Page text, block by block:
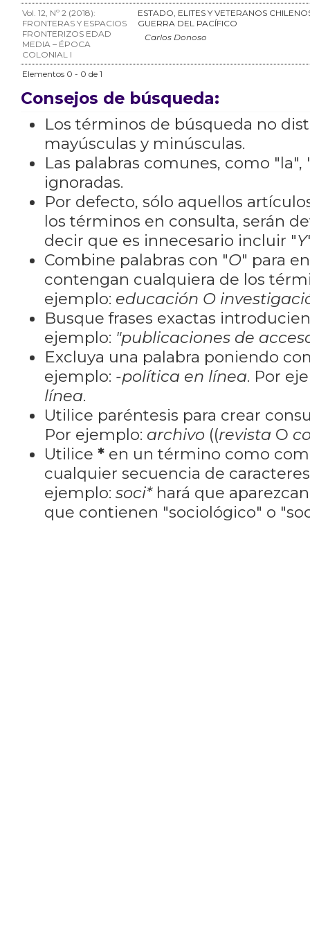
Vol. 12, Nº 2 (2018):
FRONTERAS Y ESPACIOS
FRONTERIZOS EDAD
MEDIA – ÉPOCA
COLONIAL I
ESTADO, ELITES Y VETERANOS
GUERRA DEL PACÍFICO
Carlos Donoso
Elementos 0 - 0 de 1
Consejos de búsqueda:
Los términos de búsqueda no
mayúsculas y minúsculas.
Las palabras comunes, como "la",
ignoradas.
Por defecto, sólo aquellos
los términos en consulta, serán
decir que es innecesario incluir "Y
Combine palabras con "O" para
contengan cualquiera de los
ejemplo: educación O
Busque frases exactas
ejemplo: "publicaciones de
Excluya una palabra poniendo
ejemplo: -política en línea. Por
línea.
Utilice paréntesis para crear
Por ejemplo: archivo ((revista O
Utilice *en un término como
cualquier secuencia de
ejemplo: soci*hará que
que contienen "sociológico" o